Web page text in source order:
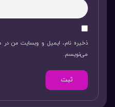
ذخیره نام، ایمیل و وبسایت من در
می‌نویسم.